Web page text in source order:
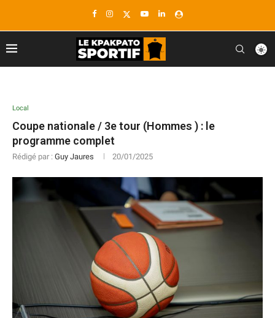
Local
Coupe nationale / 3e tour (Hommes ) : le
programme complet
Rédigé par : Guy Jaures 20/01/2025